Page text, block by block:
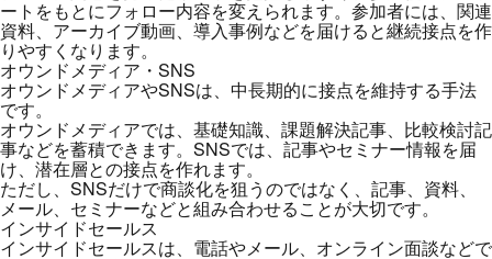
ートをもとにフォロー内容を変えられます。参加者には、関連
資料、アーカイブ動画、導入事例などを届けると継続接点を作
りやすくなります。
オウンドメディア・SNS
オウンドメディアやSNSは、中長期的に接点を維持する手法
です。
オウンドメディアでは、基礎知識、課題解決記事、比較検討記
事などを蓄積できます。SNSでは、記事やセミナー情報を届
け、潜在層との接点を作れます。
ただし、SNSだけで商談化を狙うのではなく、記事、資料、
メール、セミナーなどと組み合わせることが大切です。
インサイドセールス
インサイドセールスは、電話やメール、オンライン面談などで